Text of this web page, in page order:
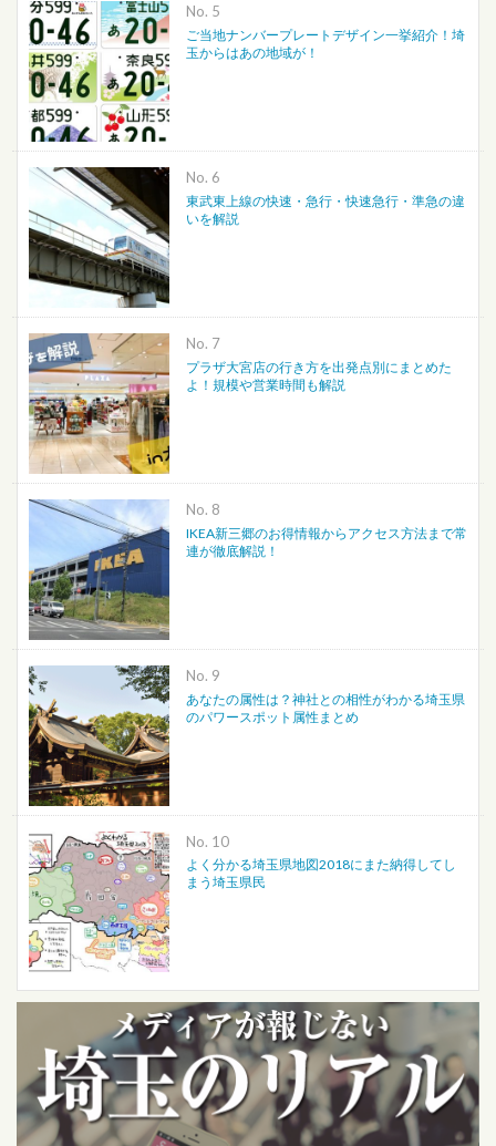
No.
ご当地ナンバープレートデザイン一挙紹介！埼
玉からはあの地域が！
No.
東武東上線の快速・急行・快速急行・準急の違
いを解説
No.
プラザ大宮店の行き方を出発点別にまとめた
よ！規模や営業時間も解説
No.
IKEA新三郷のお得情報からアクセス方法まで常
連が徹底解説！
No.
あなたの属性は？神社との相性がわかる埼玉県
のパワースポット属性まとめ
No.
よく分かる埼玉県地図2018にまた納得してし
まう埼玉県民